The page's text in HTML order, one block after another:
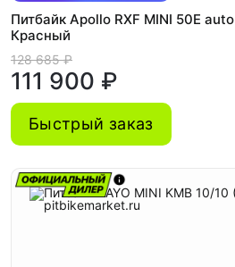
Питбайк Apollo RXF MINI 50E auto
Красный
128 685 ₽
111 900 ₽
Быстрый заказ